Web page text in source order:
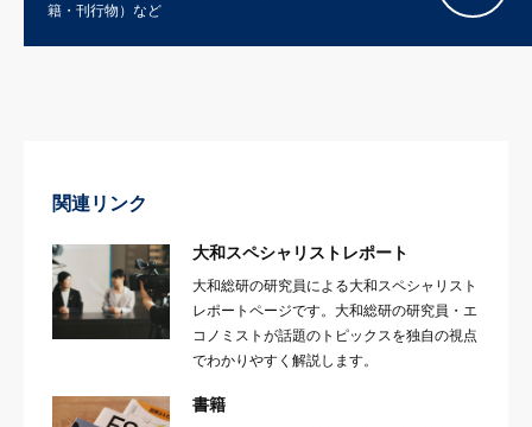
籍・刊行物）など
関連リンク
大和スペシャリストレポート
大和総研の研究員による大和スペシャリスト
レポートページです。大和総研の研究員・エ
コノミストが話題のトピックスを独自の視点
でわかりやすく解説します。
書籍